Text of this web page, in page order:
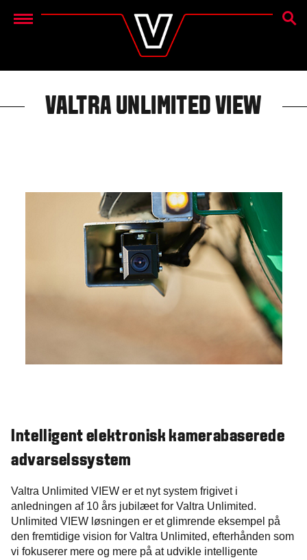
Menu
SØG
VALTRA UNLIMITED VIEW
Intelligent elektronisk kamerabaserede
advarselssystem
Valtra Unlimited VIEW er et nyt system frigivet i
anledningen af 10 års jubilæet for Valtra Unlimited.
Unlimited VIEW løsningen er et glimrende eksempel på
den fremtidige vision for Valtra Unlimited, efterhånden som
vi fokuserer mere og mere på at udvikle intelligente